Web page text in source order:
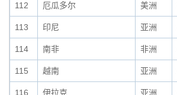
112 厄瓜多尔 美洲
113 印尼 亚洲
114 南非 非洲
115 越南 亚洲
116 伊拉克 亚洲